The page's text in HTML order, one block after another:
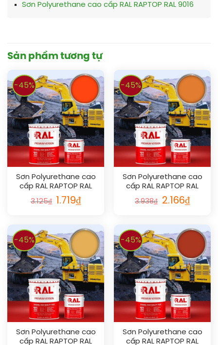
Sơn Polyurethane cao cấp RAL RAPTOP RAL 9016
Sản phẩm tương tự
-45%
Sơn Polyurethane cao
cấp RAL RAPTOP RAL
2005
3.125₫ 1.719₫
-45%
Sơn Polyurethane cao
cấp RAL RAPTOP RAL
2003
3.938₫ 2.166₫
-45%
Sơn Polyurethane cao
cấp RAL RAPTOP RAL
-45%
Sơn Polyurethane cao
cấp RAL RAPTOP RAL